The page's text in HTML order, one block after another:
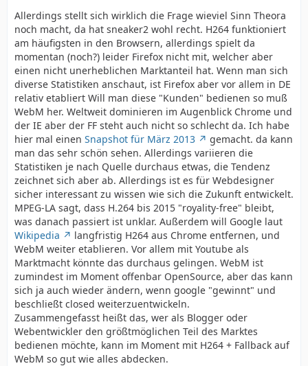
Allerdings stellt sich wirklich die Frage wieviel Sinn Theora
noch macht, da hat sneaker2 wohl recht. H264 funktioniert
am häufigsten in den Browsern, allerdings spielt da
momentan (noch?) leider Firefox nicht mit, welcher aber
einen nicht unerheblichen Marktanteil hat. Wenn man sich
diverse Statistiken anschaut, ist Firefox aber vor allem in DE
relativ etabliert Will man diese "Kunden" bedienen so muß
WebM her. Weltweit dominieren im Augenblick Chrome und
der IE aber der FF steht auch nicht so schlecht da. Ich habe
hier mal einen Snapshot für März 2013
gemacht. da kann
man das sehr schön sehen. Allerdings variieren die
Statistiken je nach Quelle durchaus etwas, die Tendenz
zeichnet sich aber ab. Allerdings ist es für Webdesigner
sicher interessant zu wissen wie sich die Zukunft entwickelt.
MPEG-LA sagt, dass H.264 bis 2015 "royality-free" bleibt,
was danach passiert ist unklar. Außerdem will Google laut
Wikipedia
langfristig H264 aus Chrome entfernen, und
WebM weiter etablieren. Vor allem mit Youtube als
Marktmacht könnte das durchaus gelingen. WebM ist
zumindest im Moment offenbar OpenSource, aber das kann
sich ja auch wieder ändern, wenn google "gewinnt" und
beschließt closed weiterzuentwickeln.
Zusammengefasst heißt das, wer als Blogger oder
Webentwickler den größtmöglichen Teil des Marktes
bedienen möchte, kann im Moment mit H264 + Fallback auf
WebM so gut wie alles abdecken.